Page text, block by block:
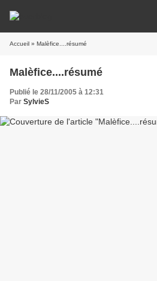
Accueil » Malèfice....résumé
Malèfice....résumé
Publié le 28/11/2005 à 12:31
Par SylvieS